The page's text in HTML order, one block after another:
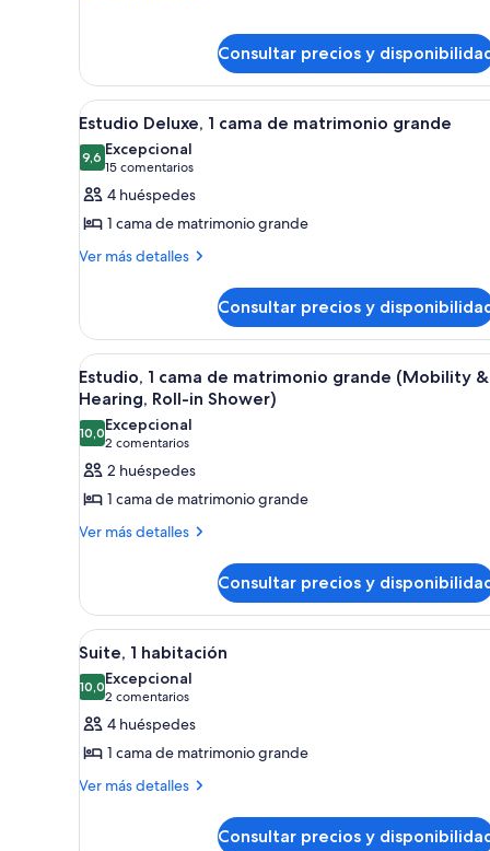
matrimonio
grande,
en
esquina
(Bathtub)
cama
de
matrimonio
grande,
en
esquina
(Bathtub)
Consultar precios y
Abrir
todas
las
fotos
de
Estudio
Deluxe,
de
matrimonio
grande
Habitación de hotel con una
11
Estudio Deluxe, 1 cama de matrimonio grande
9,69,6 de 10
Excepcional
15 comentarios
(15 comentarios)
4 huéspedes
1 cama de matrimonio grande
Ver más detalles
Más
Deluxe,
cama
de
matrimonio
grande
Consultar precios y
Abrir
todas
las
fotos
de
Estudio,
cama
grande
(Mobility
&
Hearing,
Roll-
in
Shower)
Una habitación de hotel con
10
Estudio, 1 cama de matrimonio grande (Mobility &
Hearing, Roll-in Shower)
10,010,0 de 10
Excepcional
2 comentarios
(2 comentarios)
2 huéspedes
1 cama de matrimonio grande
Ver más detalles
Más
1
cama
de
matrimonio
grande
(Mobility
&
Hearing,
in
Consultar precios y
Abrir
todas
las
fotos
de
Suite,
1
Una habitación de hotel
11
Suite, 1 habitación
10,010,0 de 10
Excepcional
2 comentarios
(2 comentarios)
4 huéspedes
1 cama de matrimonio grande
Ver más detalles
Más
Consultar precios y